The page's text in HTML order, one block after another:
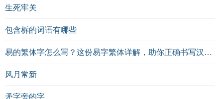
生死牢关
包含柝的词语有哪些
易的繁体字怎么写？这份易字繁体详解，助你正确书写汉字_汉字繁体学习
风月常新
矛字旁的字